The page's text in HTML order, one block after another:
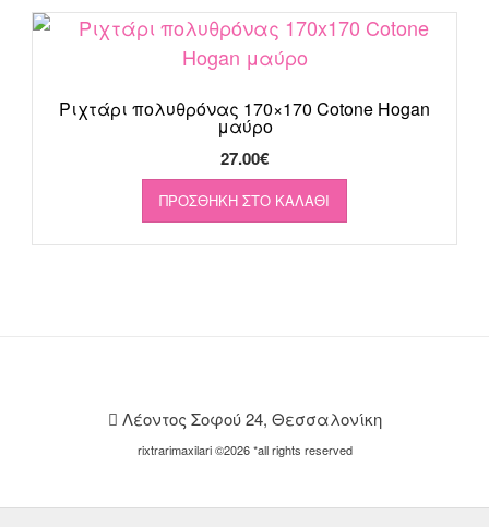
Ριχτάρι πολυθρόνας 170×170 Cotone Hogan
μαύρο
27.00€
ΠΡΟΣΘΉΚΗ ΣΤΟ ΚΑΛΆΘΙ
Λέοντος Σοφού 24, Θεσσαλονίκη
rixtrarimaxilari ©2026 *all rights reserved